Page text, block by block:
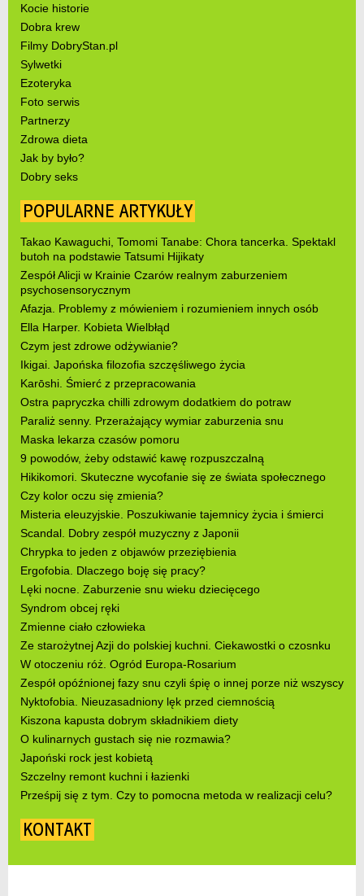
Kocie historie
Dobra krew
Filmy DobryStan.pl
Sylwetki
Ezoteryka
Foto serwis
Partnerzy
Zdrowa dieta
Jak by było?
Dobry seks
POPULARNE ARTYKUŁY
Takao Kawaguchi, Tomomi Tanabe: Chora tancerka. Spektakl
butoh na podstawie Tatsumi Hijikaty
Zespół Alicji w Krainie Czarów realnym zaburzeniem
psychosensorycznym
Afazja. Problemy z mówieniem i rozumieniem innych osób
Ella Harper. Kobieta Wielbłąd
Czym jest zdrowe odżywianie?
Ikigai. Japońska filozofia szczęśliwego życia
Karōshi. Śmierć z przepracowania
Ostra papryczka chilli zdrowym dodatkiem do potraw
Paraliż senny. Przerażający wymiar zaburzenia snu
Maska lekarza czasów pomoru
9 powodów, żeby odstawić kawę rozpuszczalną
Hikikomori. Skuteczne wycofanie się ze świata społecznego
Czy kolor oczu się zmienia?
Misteria eleuzyjskie. Poszukiwanie tajemnicy życia i śmierci
Scandal. Dobry zespół muzyczny z Japonii
Chrypka to jeden z objawów przeziębienia
Ergofobia. Dlaczego boję się pracy?
Lęki nocne. Zaburzenie snu wieku dziecięcego
Syndrom obcej ręki
Zmienne ciało człowieka
Ze starożytnej Azji do polskiej kuchni. Ciekawostki o czosnku
W otoczeniu róż. Ogród Europa-Rosarium
Zespół opóźnionej fazy snu czyli śpię o innej porze niż wszyscy
Nyktofobia. Nieuzasadniony lęk przed ciemnością
Kiszona kapusta dobrym składnikiem diety
O kulinarnych gustach się nie rozmawia?
Japoński rock jest kobietą
Szczelny remont kuchni i łazienki
Prześpij się z tym. Czy to pomocna metoda w realizacji celu?
KONTAKT